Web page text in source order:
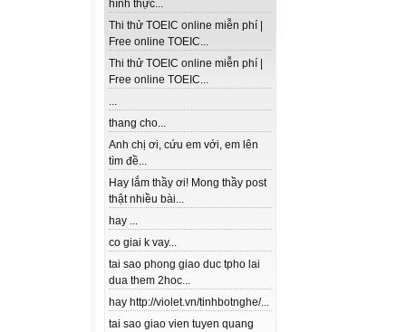
hình thực...
Thi thử TOEIC online miễn phí |
Free online TOEIC...
Thi thử TOEIC online miễn phí |
Free online TOEIC...
...
thang cho...
Anh chị ơi, cứu em với, em lên
tìm đề...
Hay lắm thầy ơi! Mong thầy post
thật nhiều bài...
hay ...
co giai k vay...
tai sao phong giao duc tpho lai
dua them 2hoc...
hay http://violet.vn/tinhbotnghe/...
tai sao giao vien tuyen quang